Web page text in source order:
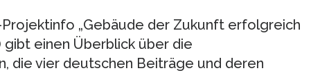
„Gebäude der Zukunft erfolgreich
einen Überblick über die
die vier deutschen Beiträge und deren